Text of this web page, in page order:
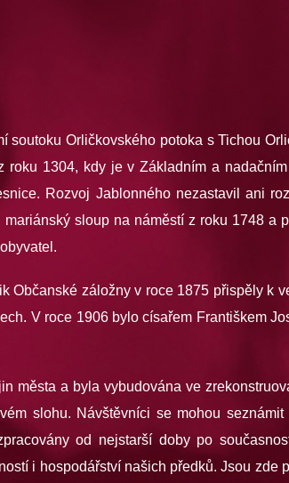
soutoku Orličkovského potoka s Tichou
roku 1304, kdy je v Základním a
Rozvoj Jablonného nezastavil ani
sloup na náměstí z roku 1748
Občanské záložny v roce 1875 přispěly k
V roce 1906 bylo císařem Františkem
města a byla vybudována ve
slohu. Návštěvníci se mohou
od nejstarší doby po
i hospodářství našich předků. Jsou zde